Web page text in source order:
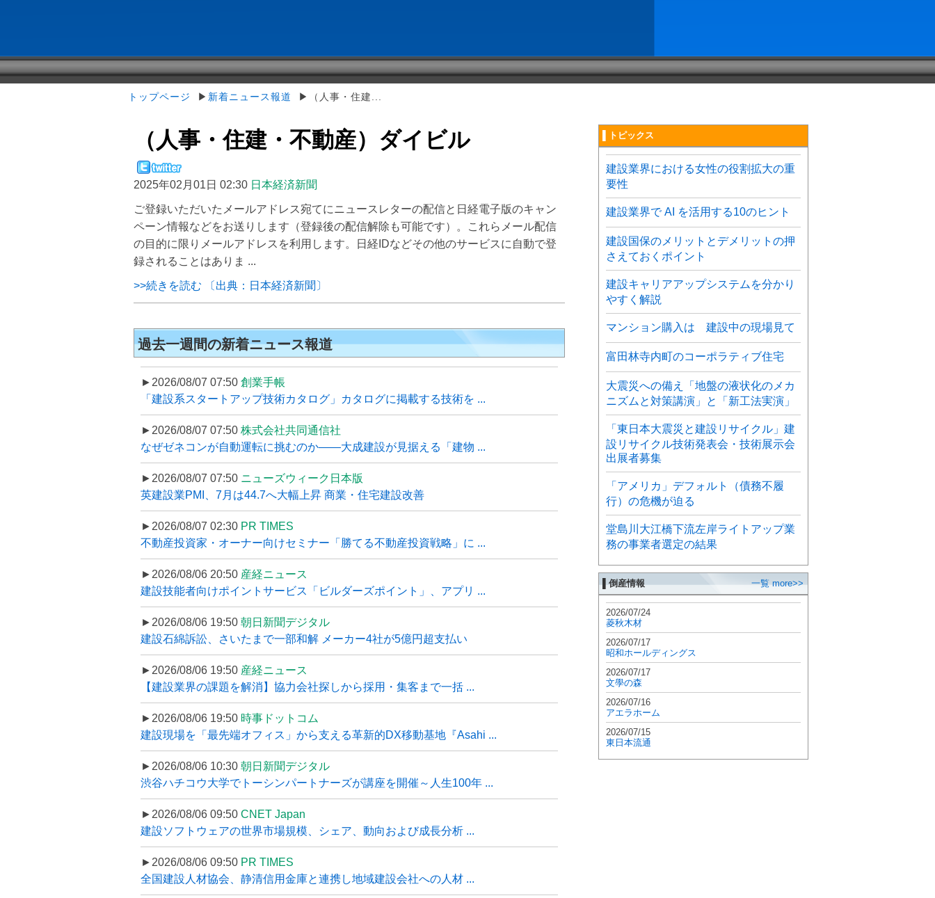
トップページ ▶ 新着ニュース報道 ▶（人事・住建...
（人事・住建・不動産）ダイビル
2025年02月01日 02:30 日本経済新聞
ご登録いただいたメールアドレス宛てにニュースレターの配信と日経電子版のキャン
ペーン情報などをお送りします（登録後の配信解除も可能です）。これらメール配信
の目的に限りメールアドレスを利用します。日経IDなどその他のサービスに自動で登
録されることはありま ...
>>続きを読む 〔出典：日本経済新聞〕
過去一週間の新着ニュース報道
►2026/08/07 07:50 創業手帳
「建設系スタートアップ技術カタログ」カタログに掲載する技術を ...
►2026/08/07 07:50 株式会社共同通信社
なぜゼネコンが自動運転に挑むのか――大成建設が見据える「建物 ...
►2026/08/07 07:50 ニューズウィーク日本版
英建設業PMI、7月は44.7へ大幅上昇 商業・住宅建設改善
►2026/08/07 02:30 PR TIMES
不動産投資家・オーナー向けセミナー「勝てる不動産投資戦略」に ...
►2026/08/06 20:50 産経ニュース
建設技能者向けポイントサービス「ビルダーズポイント」、アプリ ...
►2026/08/06 19:50 朝日新聞デジタル
建設石綿訴訟、さいたまで一部和解 メーカー4社が5億円超支払い
►2026/08/06 19:50 産経ニュース
【建設業界の課題を解消】協力会社探しから採用・集客まで一括 ...
►2026/08/06 19:50 時事ドットコム
建設現場を「最先端オフィス」から支える革新的DX移動基地『Asahi ...
►2026/08/06 10:30 朝日新聞デジタル
渋谷ハチコウ大学でトーシンパートナーズが講座を開催～人生100年 ...
►2026/08/06 09:50 CNET Japan
建設ソフトウェアの世界市場規模、シェア、動向および成長分析 ...
►2026/08/06 09:50 PR TIMES
全国建設人材協会、静清信用金庫と連携し地域建設会社への人材 ...
▌トピックス
建設業界における女性の役割拡大の重
要性
建設業界で AI を活用する10のヒント
建設国保のメリットとデメリットの押
さえておくポイント
建設キャリアアップシステムを分かり
やすく解説
マンション購入は 建設中の現場見て
富田林寺内町のコーポラティブ住宅
大震災への備え「地盤の液状化のメカ
ニズムと対策講演」と「新工法実演」
「東日本大震災と建設リサイクル」建
設リサイクル技術発表会・技術展示会
出展者募集
「アメリカ」デフォルト（債務不履
行）の危機が迫る
堂島川大江橋下流左岸ライトアップ業
務の事業者選定の結果
▌倒産情報 一覧 more>>
2026/07/24
菱秋木材
2026/07/17
昭和ホールディングス
2026/07/17
文學の森
2026/07/16
アエラホーム
2026/07/15
東日本流通